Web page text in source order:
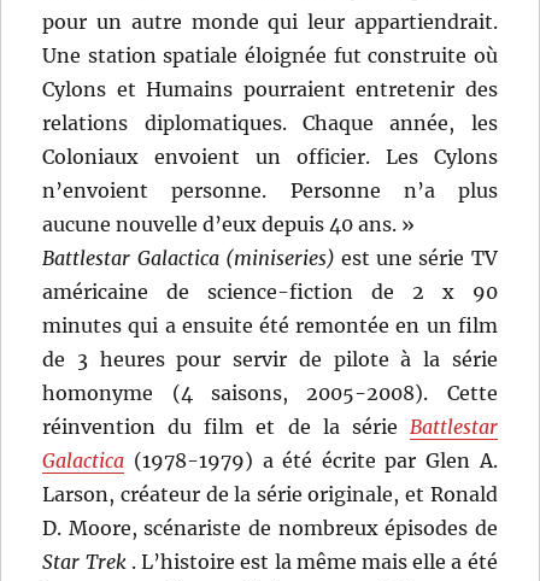
pour un autre monde qui leur appartiendrait.
Une station spatiale éloignée fut construite où
Cylons et Humains pourraient entretenir des
relations diplomatiques. Chaque année, les
Coloniaux envoient un officier. Les Cylons
n’envoient personne. Personne n’a plus
aucune nouvelle d’eux depuis 40 ans. »
Battlestar Galactica (miniseries) est une série TV
américaine de science-fiction de 2 x 90
minutes qui a ensuite été remontée en un film
de 3 heures pour servir de pilote à la série
homonyme (4 saisons, 2005-2008). Cette
réinvention du film et de la série Battlestar
Galactica (1978-1979) a été écrite par Glen A.
Larson, créateur de la série originale, et Ronald
D. Moore, scénariste de nombreux épisodes de
Star Trek. L’histoire est la même mais elle a été